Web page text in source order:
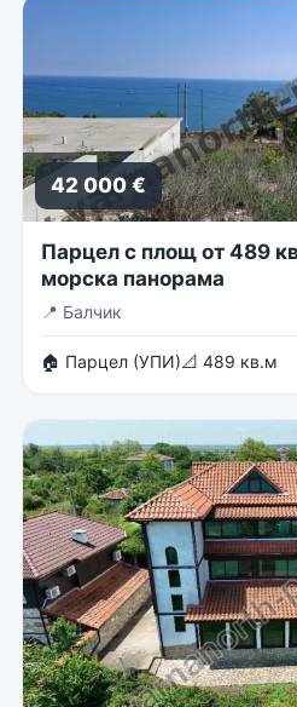
42 000 €
Парцел с площ от 489
морска панорама
📍 Балчик
🏠 Парцел (УПИ)📐 489 кв.м